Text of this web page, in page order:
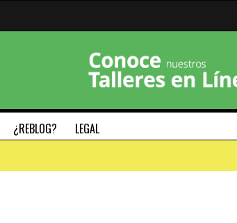
¿REBLOG? LEGAL